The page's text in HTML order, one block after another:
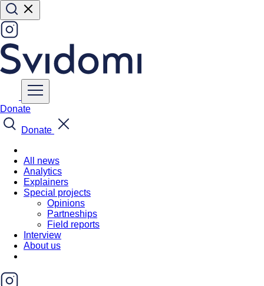
Donate
Donate
All news
Analytics
Explainers
Special projects
Opinions
Partneships
Field reports
Interview
About us